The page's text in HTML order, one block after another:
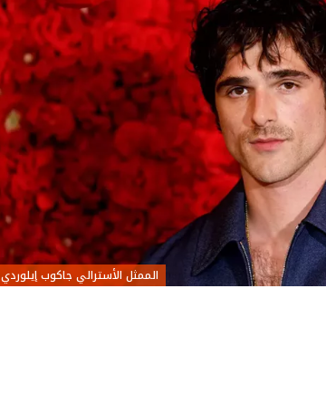
الممثل الأسترالي جاكوب إيلوردي